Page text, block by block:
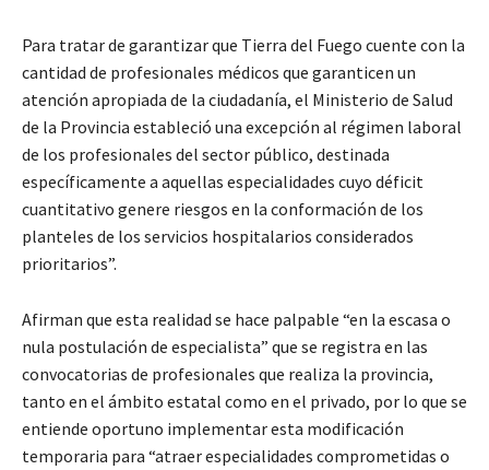
Para tratar de garantizar que Tierra del Fuego cuente con la
cantidad de profesionales médicos que garanticen un
atención apropiada de la ciudadanía, el Ministerio de Salud
de la Provincia estableció una excepción al régimen laboral
de los profesionales del sector público, destinada
específicamente a aquellas especialidades cuyo déficit
cuantitativo genere riesgos en la conformación de los
planteles de los servicios hospitalarios considerados
prioritarios”.
Afirman que esta realidad se hace palpable “en la escasa o
nula postulación de especialista” que se registra en las
convocatorias de profesionales que realiza la provincia,
tanto en el ámbito estatal como en el privado, por lo que se
entiende oportuno implementar esta modificación
temporaria para “atraer especialidades comprometidas o